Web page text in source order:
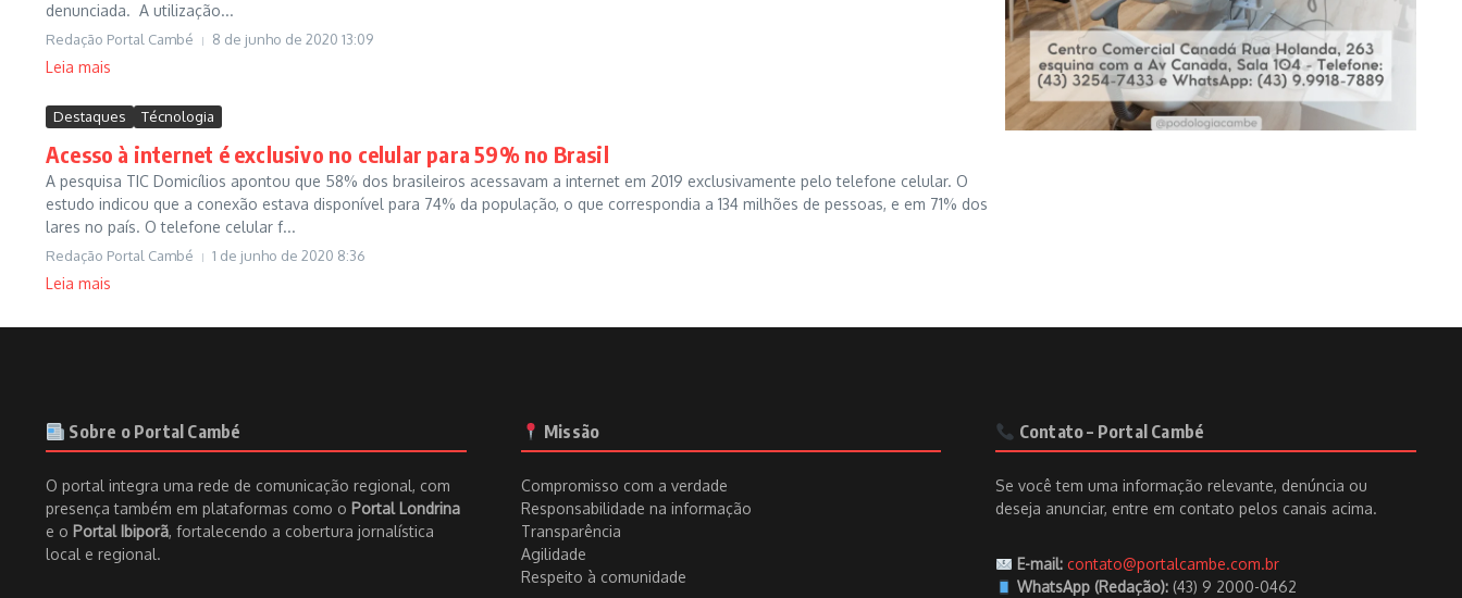
denunciada. A utilização...
Redação Portal Cambé 8 de junho de 2020 13:09
Leia mais
Destaques Técnologia
Acesso à internet é exclusivo no celular para 59% no Brasil
A pesquisa TIC Domicílios apontou que 58% dos brasileiros acessavam a internet em 2019 exclusivamente pelo telefone celular. O
estudo indicou que a conexão estava disponível para 74% da população, o que correspondia a 134 milhões de pessoas, e em 71% dos
lares no país. O telefone celular f...
Redação Portal Cambé 1 de junho de 2020 8:36
Leia mais
Sobre o Portal Cambé
O portal integra uma rede de comunicação regional, com
presença também em plataformas como o Portal Londrina
e o Portal Ibiporã, fortalecendo a cobertura jornalística
local e regional.
Missão
Compromisso com a verdade
Responsabilidade na informação
Transparência
Agilidade
Respeito à comunidade
Contato – Portal Cambé
Se você tem uma informação relevante, denúncia ou
deseja anunciar, entre em contato pelos canais acima.
E-mail: contato@portalcambe.com.br
WhatsApp (Redação): (43) 9 2000-0462